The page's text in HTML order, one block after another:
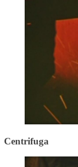
Centrifuga